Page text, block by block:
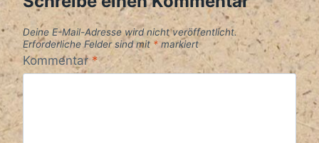
Deine E-Mail-Adresse wird nicht veröffentlicht.
Erforderliche Felder sind mit * markiert
Kommentar*